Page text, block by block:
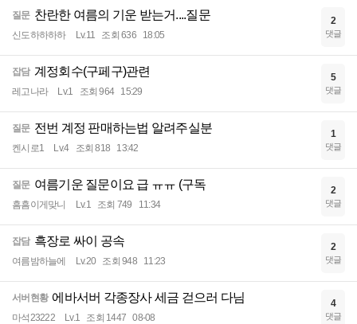
질문 찬란한 여름의 기운 받는거....질문
신도하하하하 Lv.11 조회 636 18:05
2
댓글
잡담 계정회수(구페구)관련
레고나라 Lv.1 조회 964 15:29
5
댓글
질문 전번 계정 판매하는법 알려주실분
켄시로1 Lv.4 조회 818 13:42
1
댓글
질문 여름기운 질문이요 급 ㅠㅠ (구독
흠흠이게맞니 Lv.1 조회 749 11:34
2
댓글
잡담 흑장로 싸이 공속
여름밤하늘에 Lv.20 조회 948 11:23
2
댓글
서버현황 에바서버 각종장사 세금 걷으러 다님
마석23222 Lv.1 조회 1447 08-08
4
댓글